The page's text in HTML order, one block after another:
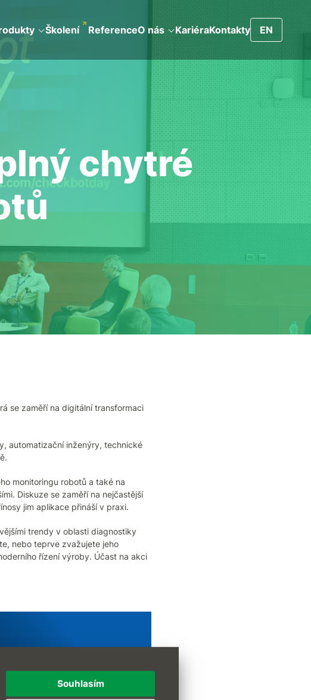
Souhlasím
Školení ReferenceO nás KariéraKontakty EN
chytré
se zaměří na digitální transformaci
automatizační inženýry, technické
monitoringu robotů a také na
Diskuze se zaměří na nejčastější
jim aplikace přináší v praxi.
trendy v oblasti diagnostiky
nebo teprve zvažujete jeho
řízení výroby. Účast na akci